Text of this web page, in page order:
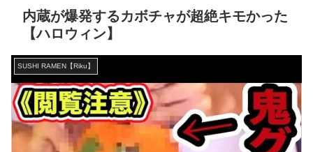
内蔵が爆発するカボチャが超絶キモかった
【ハロウィン】
SUSHI RAMEN【Riku】